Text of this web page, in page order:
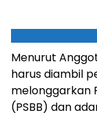
Menurut
harus diambil
melonggarkan
(PSBB) dan